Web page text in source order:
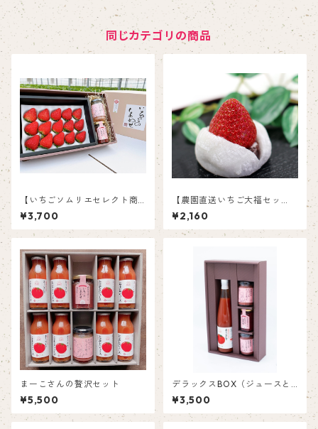
同じカテゴリの商品
【いちごソムリエセレクト商
品】完熟紅ほっぺ＆農園いち
ごジャム＆いちごバターセッ
ト
¥3,700
【農園直送いちご大福セッ
ト】 高糖度特大いちご 北
海道小豆使用 （苺6粒、大福
6個）
¥2,160
まーこさんの贅沢セット
¥5,500
デラックスBOX（ジュースと
スプレッドのギフトセット）
¥3,500